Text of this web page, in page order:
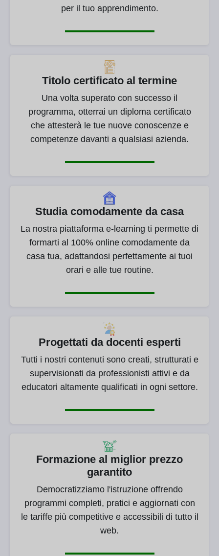
per il tuo apprendimento.
Titolo certificato al termine
Una volta superato con successo il
programma, otterrai un diploma certificato
che attesterà le tue nuove conoscenze e
competenze davanti a qualsiasi azienda.
Studia comodamente da casa
La nostra piattaforma e-learning ti permette di
formarti al 100% online comodamente da
casa tua, adattandosi perfettamente ai tuoi
orari e alle tue routine.
Progettati da docenti esperti
Tutti i nostri contenuti sono creati, strutturati e
supervisionati da professionisti attivi e da
educatori altamente qualificati in ogni settore.
Formazione al miglior prezzo
garantito
Democratizziamo l'istruzione offrendo
programmi completi, pratici e aggiornati con
le tariffe più competitive e accessibili di tutto il
web.